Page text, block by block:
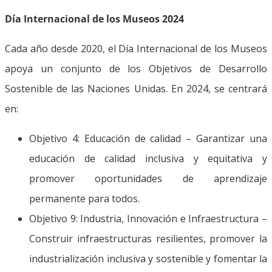
Día Internacional de los Museos 2024
Cada año desde 2020, el Día Internacional de los Museos
apoya un conjunto de los Objetivos de Desarrollo
Sostenible de las Naciones Unidas. En 2024, se centrará
en:
Objetivo 4: Educación de calidad – Garantizar una
educación de calidad inclusiva y equitativa y
promover oportunidades de aprendizaje
permanente para todos.
Objetivo 9: Industria, Innovación e Infraestructura –
Construir infraestructuras resilientes, promover la
industrialización inclusiva y sostenible y fomentar la